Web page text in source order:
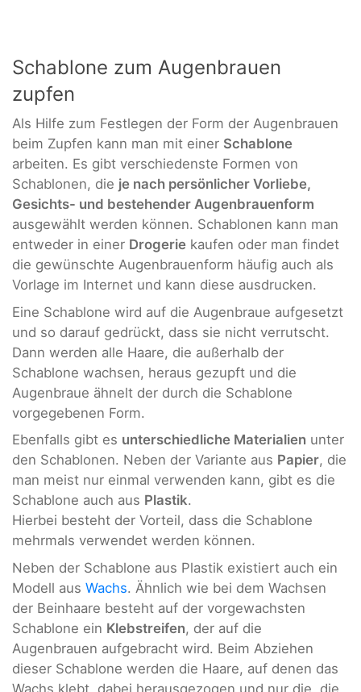
Schablone zum Augenbrauen
zupfen
Als Hilfe zum Festlegen der Form der Augenbrauen
beim Zupfen kann man mit einer Schablone
arbeiten. Es gibt verschiedenste Formen von
Schablonen, die je nach persönlicher Vorliebe,
Gesichts- und bestehender Augenbrauenform
ausgewählt werden können. Schablonen kann man
entweder in einer Drogerie kaufen oder man findet
die gewünschte Augenbrauenform häufig auch als
Vorlage im Internet und kann diese ausdrucken.
Eine Schablone wird auf die Augenbraue aufgesetzt
und so darauf gedrückt, dass sie nicht verrutscht.
Dann werden alle Haare, die außerhalb der
Schablone wachsen, heraus gezupft und die
Augenbraue ähnelt der durch die Schablone
vorgegebenen Form.
Ebenfalls gibt es unterschiedliche Materialien unter
den Schablonen. Neben der Variante aus Papier, die
man meist nur einmal verwenden kann, gibt es die
Schablone auch aus Plastik.
Hierbei besteht der Vorteil, dass die Schablone
mehrmals verwendet werden können.
Neben der Schablone aus Plastik existiert auch ein
Modell aus Wachs. Ähnlich wie bei dem Wachsen
der Beinhaare besteht auf der vorgewachsten
Schablone ein Klebstreifen, der auf die
Augenbrauen aufgebracht wird. Beim Abziehen
dieser Schablone werden die Haare, auf denen das
Wachs klebt, dabei herausgezogen und nur die, die